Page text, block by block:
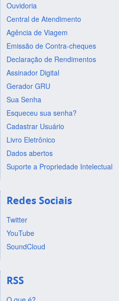
Ouvidoria
Central de Atendimento
Agência de Viagem
Emissão de Contra-cheques
Declaração de Rendimentos
Assinador Digital
Gerador GRU
Sua Senha
Esqueceu sua senha?
Cadastrar Usuário
Livro Eletrônico
Dados abertos
Suporte a Propriedade Intelectual
Redes Sociais
Twitter
YouTube
SoundCloud
RSS